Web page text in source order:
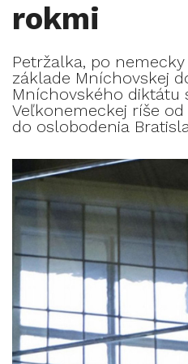
rokmi
Petržalka, po
základe Mníchovskej
Mníchovského diktátu
Veľkonemeckej ríše od
do oslobodenia